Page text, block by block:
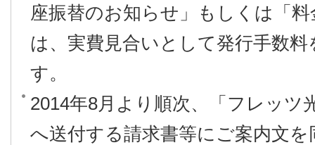
座振替のお知らせ」もしくは「
は、実費見合いとして発行手数
す。
2014年8月より順次、「フレッツ
へ送付する請求書等にご案内文